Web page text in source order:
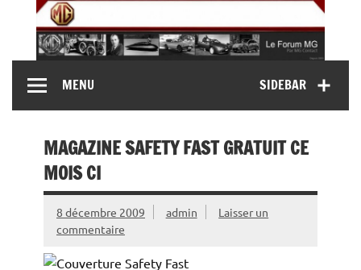
content
MG Contact
MG B, MG F, MG A, Midget…)SIDEBAR
MENU
MAGAZINE SAFETY FAST GRATUIT CE
MOIS CI
8 décembre 2009 admin
Laisser un
commentaire